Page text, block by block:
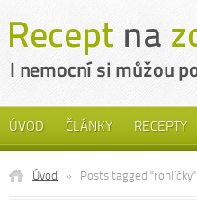
ÚVOD ČLÁNKY RECEPTY
Úvod » Posts tagged "rohlíčky"